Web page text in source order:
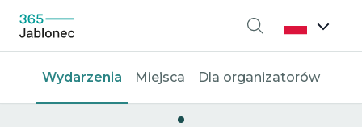
Wyszukiwanie
Wydarzenia Miejsca Dla organizatorów